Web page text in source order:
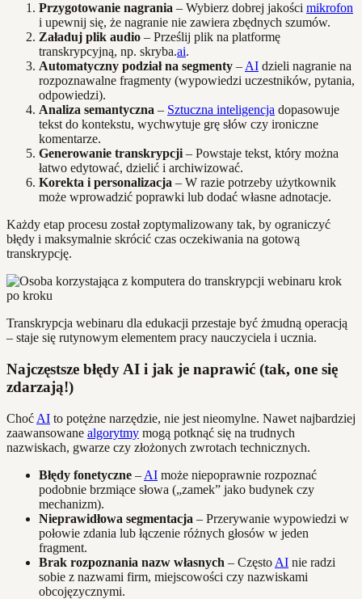
Przygotowanie nagrania – Wybierz dobrej jakości mikrofon
i upewnij się, że nagranie nie zawiera zbędnych szumów.
Załaduj plik audio – Prześlij plik na platformę
transkrypcyjną, np. skryba.ai.
Automatyczny podział na segmenty – AI dzieli nagranie na
rozpoznawalne fragmenty (wypowiedzi uczestników, pytania,
odpowiedzi).
Analiza semantyczna – Sztuczna inteligencja dopasowuje
tekst do kontekstu, wychwytuje grę słów czy ironiczne
komentarze.
Generowanie transkrypcji – Powstaje tekst, który można
łatwo edytować, dzielić i archiwizować.
Korekta i personalizacja – W razie potrzeby użytkownik
może wprowadzić poprawki lub dodać własne adnotacje.
Każdy etap procesu został zoptymalizowany tak, by ograniczyć
błędy i maksymalnie skrócić czas oczekiwania na gotową
transkrypcję.
Transkrypcja webinaru dla edukacji przestaje być żmudną operacją
– staje się rutynowym elementem pracy nauczyciela i ucznia.
Najczęstsze błędy AI i jak je naprawić (tak, one się
zdarzają!)
Choć AI to potężne narzędzie, nie jest nieomylne. Nawet najbardziej
zaawansowane algorytmy mogą potknąć się na trudnych
nazwiskach, gwarze czy złożonych zwrotach technicznych.
Błędy fonetyczne – AI może niepoprawnie rozpoznać
podobnie brzmiące słowa („zamek” jako budynek czy
mechanizm).
Nieprawidłowa segmentacja – Przerywanie wypowiedzi w
połowie zdania lub łączenie różnych głosów w jeden
fragment.
Brak rozpoznania nazw własnych – Często AI nie radzi
sobie z nazwami firm, miejscowości czy nazwiskami
obcojęzycznymi.